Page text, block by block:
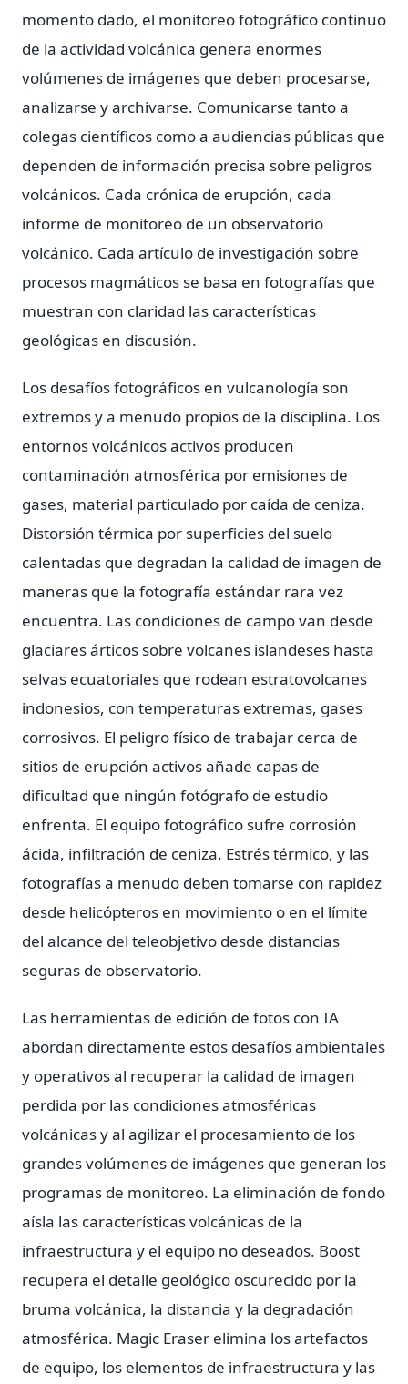
momento dado, el monitoreo fotográfico continuo
de la actividad volcánica genera enormes
volúmenes de imágenes que deben procesarse,
analizarse y archivarse. Comunicarse tanto a
colegas científicos como a audiencias públicas que
dependen de información precisa sobre peligros
volcánicos. Cada crónica de erupción, cada
informe de monitoreo de un observatorio
volcánico. Cada artículo de investigación sobre
procesos magmáticos se basa en fotografías que
muestran con claridad las características
geológicas en discusión.
Los desafíos fotográficos en vulcanología son
extremos y a menudo propios de la disciplina. Los
entornos volcánicos activos producen
contaminación atmosférica por emisiones de
gases, material particulado por caída de ceniza.
Distorsión térmica por superficies del suelo
calentadas que degradan la calidad de imagen de
maneras que la fotografía estándar rara vez
encuentra. Las condiciones de campo van desde
glaciares árticos sobre volcanes islandeses hasta
selvas ecuatoriales que rodean estratovolcanes
indonesios, con temperaturas extremas, gases
corrosivos. El peligro físico de trabajar cerca de
sitios de erupción activos añade capas de
dificultad que ningún fotógrafo de estudio
enfrenta. El equipo fotográfico sufre corrosión
ácida, infiltración de ceniza. Estrés térmico, y las
fotografías a menudo deben tomarse con rapidez
desde helicópteros en movimiento o en el límite
del alcance del teleobjetivo desde distancias
seguras de observatorio.
Las herramientas de edición de fotos con IA
abordan directamente estos desafíos ambientales
y operativos al recuperar la calidad de imagen
perdida por las condiciones atmosféricas
volcánicas y al agilizar el procesamiento de los
grandes volúmenes de imágenes que generan los
programas de monitoreo. La eliminación de fondo
aísla las características volcánicas de la
infraestructura y el equipo no deseados. Boost
recupera el detalle geológico oscurecido por la
bruma volcánica, la distancia y la degradación
atmosférica. Magic Eraser elimina los artefactos
de equipo, los elementos de infraestructura y las